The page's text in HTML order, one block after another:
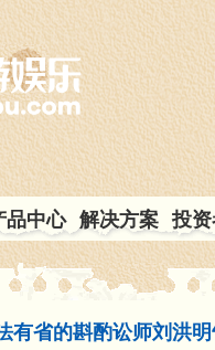
品中心 解决方案 投
有省的斟酌讼师刘洪